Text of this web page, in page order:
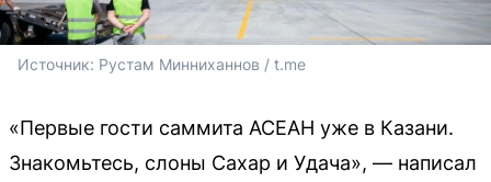
Источник: Рустам Минниханнов / t.me
«Первые гости саммита АСЕАН уже в Казани.
Знакомьтесь, слоны Сахар и Удача», — написал